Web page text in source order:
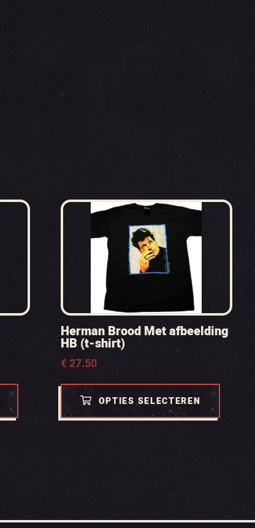
Herman Brood Met afbeelding
HB (t-shirt)
€27.50
OPTIES SELECTEREN